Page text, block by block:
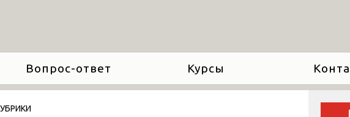
Вопрос-ответ Курсы